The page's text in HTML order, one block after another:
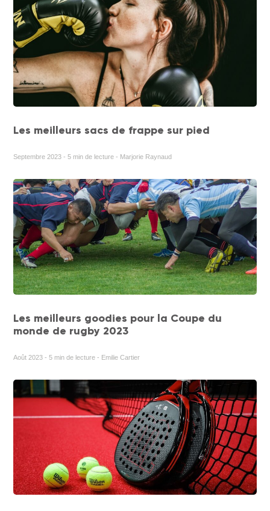
Les meilleurs sacs de frappe sur pied
Septembre 2023 - 5 min de lecture - Marjorie Raynaud
Les meilleurs goodies pour la Coupe du
monde de rugby 2023
Août 2023 - 5 min de lecture - Emilie Cartier